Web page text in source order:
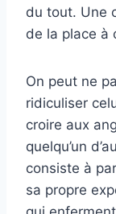
du tout. Une
de la place à
On peut ne
ridiculiser
croire aux
quelqu’un
consiste à
sa propre